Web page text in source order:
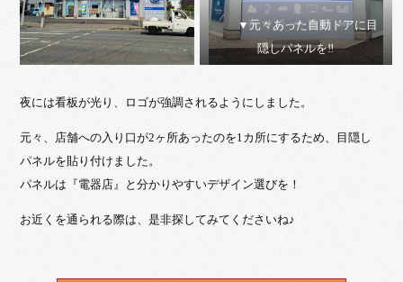
▼元々あった自動ドアに目
隠しパネルを‼
夜には看板が光り、ロゴが強調されるようにしました。
元々、店舗への入り口が2ヶ所あったのを1カ所にするため、目隠し
パネルを貼り付けました。
パネルは『電器店』と分かりやすいデザイン選びを！
お近くを通られる際は、是非探してみてくださいね♪